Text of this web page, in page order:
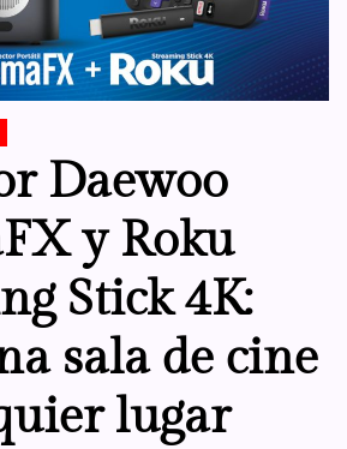
Daewoo
y Roku
Stick 4K:
sala de cine
lugar